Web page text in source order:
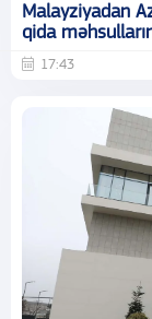
Malayziyadan
qida
17:43